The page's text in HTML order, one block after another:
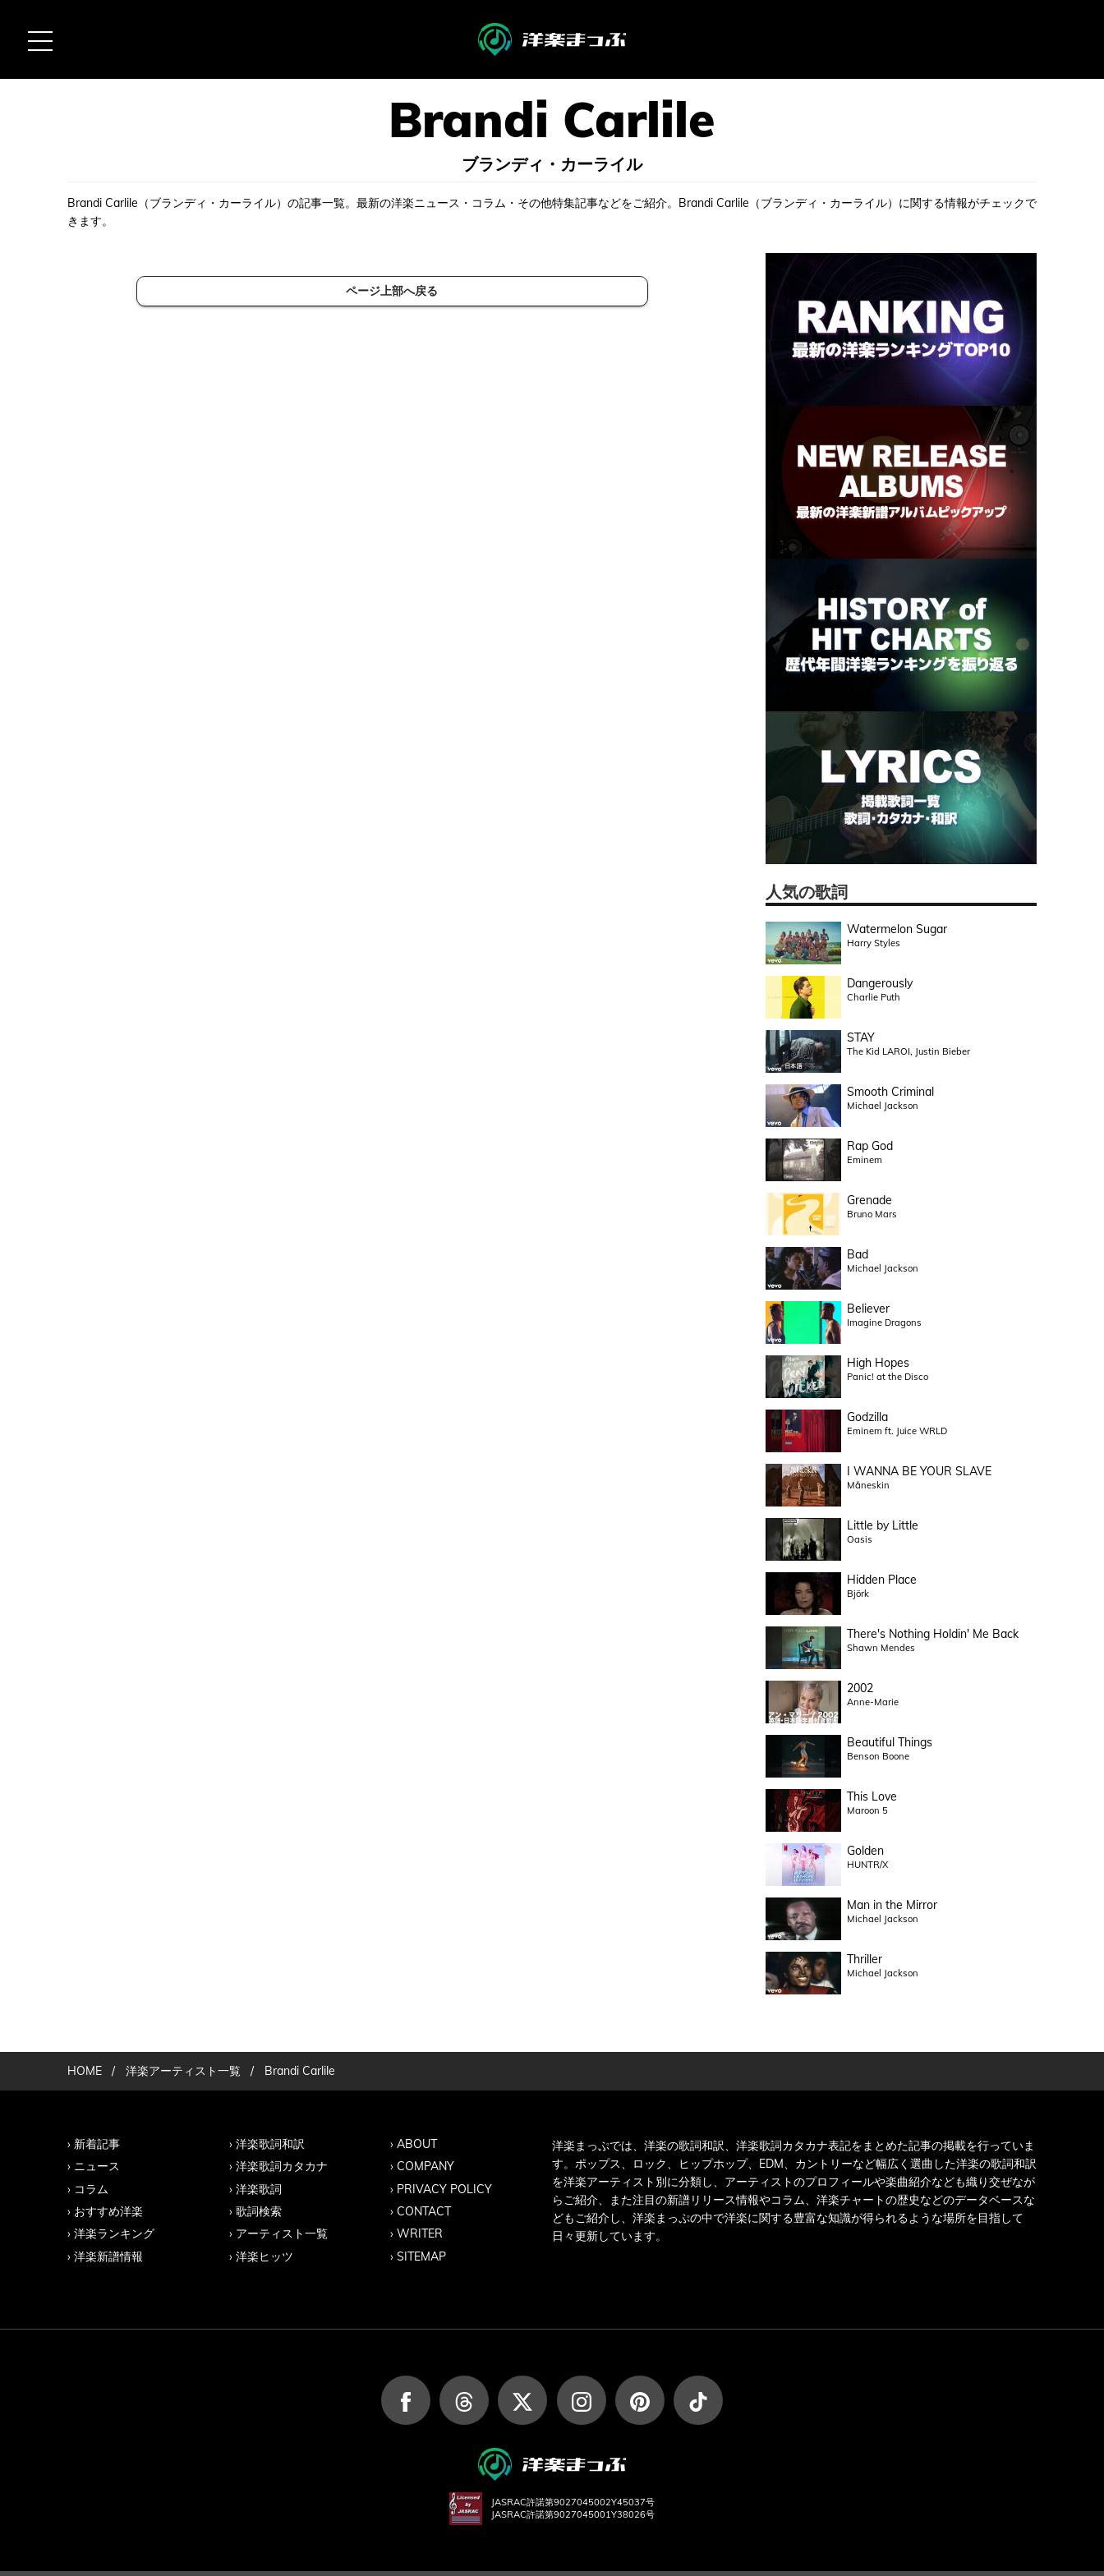
ブランディ・カーライル
Brandi Carlile（ブランディ・カーライル）の記事一覧。最新の洋楽ニュース・コラム・その他特集記事などをご紹介。Brandi Carlile（ブランディ・カーライル）に関する情報がチェックで
きます。
ページ上部へ戻る
人気の歌詞
Watermelon Sugar
Harry Styles
Dangerously
Charlie Puth
STAY
The Kid LAROI, Justin Bieber
Smooth Criminal
Michael Jackson
Rap God
Eminem
Grenade
Bruno Mars
Bad
Michael Jackson
Believer
Imagine Dragons
High Hopes
Panic! at the Disco
Godzilla
Eminem ft. Juice WRLD
I WANNA BE YOUR SLAVE
Måneskin
Little by Little
Oasis
Hidden Place
Björk
There's Nothing Holdin' Me Back
Shawn Mendes
2002
Anne-Marie
Beautiful Things
Benson Boone
This Love
Maroon 5
Golden
HUNTR/X
Man in the Mirror
Michael Jackson
Thriller
Michael Jackson
HOME / 洋楽アーティスト一覧 / Brandi Carlile
新着記事
ニュース
コラム
おすすめ洋楽
洋楽ランキング
洋楽新譜情報
洋楽歌詞和訳
洋楽歌詞カタカナ
洋楽歌詞
歌詞検索
アーティスト一覧
洋楽ヒッツ
ABOUT
COMPANY
PRIVACY POLICY
CONTACT
WRITER
SITEMAP
洋楽まっぷでは、洋楽の歌詞和訳、洋楽歌詞カタカナ表記をまとめた記事の掲載を行っていま
す。ポップス、ロック、ヒップホップ、EDM、カントリーなど幅広く選曲した洋楽の歌詞和訳
を洋楽アーティスト別に分類し、アーティストのプロフィールや楽曲紹介なども織り交ぜなが
らご紹介、また注目の新譜リリース情報やコラム、洋楽チャートの歴史などのデータベースな
どもご紹介し、洋楽まっぷの中で洋楽に関する豊富な知識が得られるような場所を目指して
日々更新しています。
JASRAC許諾第9027045002Y45037号
JASRAC許諾第9027045001Y38026号